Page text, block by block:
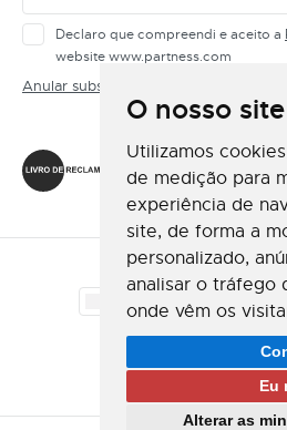
O nosso
Utilizamos
de medição para
experiência de
site, de forma a
personalizado,
analisar o tráfego
onde vêm os
Eu
Alterar as
Declaro que compreendi e aceito a
website www.partness.com
Anular subscrição
Método de
Método de